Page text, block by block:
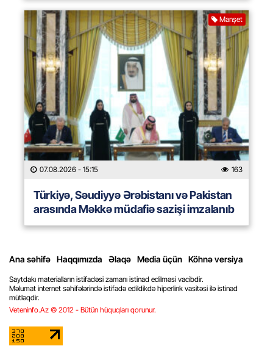
Manşet
07.08.2026 - 15:15 163
Türkiyə, Səudiyyə Ərəbistanı və Pakistan
arasında Məkkə müdafiə sazişi imzalanıb
Ana səhifə Haqqımızda Əlaqə Media üçün Köhnə versiya
Saytdakı materialların istifadəsi zamanı istinad edilməsi vacibdir.
Məlumat internet səhifələrində istifadə edildikdə hiperlink vasitəsi ilə istinad
mütləqdir.
Veteninfo.Az © 2012 - Bütün hüquqları qorunur.